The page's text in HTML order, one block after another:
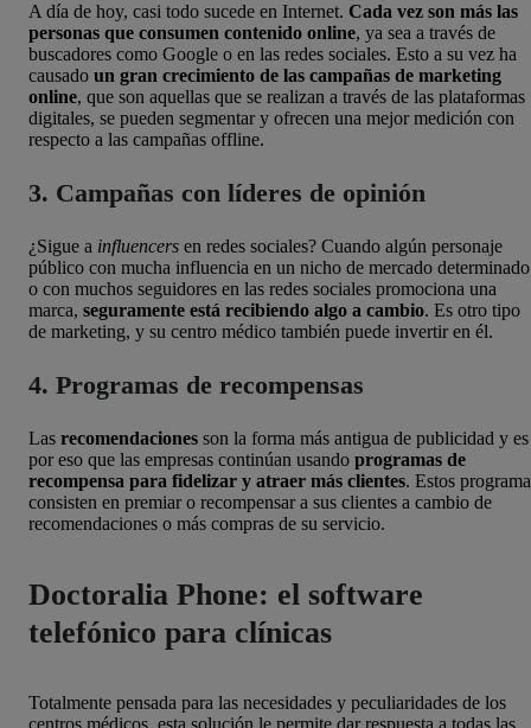
A día de hoy, casi todo sucede en Internet. Cada vez son más las
personas que consumen contenido online, ya sea a través de
buscadores como Google o en las redes sociales. Esto a su vez ha
causado un gran crecimiento de las campañas de marketing
online, que son aquellas que se realizan a través de las plataformas
digitales, se pueden segmentar y ofrecen una mejor medición con
respecto a las campañas offline.
3. Campañas con líderes de opinión
¿Sigue a influencers en redes sociales? Cuando algún personaje
público con mucha influencia en un nicho de mercado determinado
o con muchos seguidores en las redes sociales promociona una
marca, seguramente está recibiendo algo a cambio. Es otro tipo
de marketing, y su centro médico también puede invertir en él.
4. Programas de recompensas
Las recomendaciones son la forma más antigua de publicidad y es
por eso que las empresas continúan usando programas de
recompensa para fidelizar y atraer más clientes. Estos
consisten en premiar o recompensar a sus clientes a cambio de
recomendaciones o más compras de su servicio.
Doctoralia Phone: el software
telefónico para clínicas
Totalmente pensada para las necesidades y peculiaridades de los